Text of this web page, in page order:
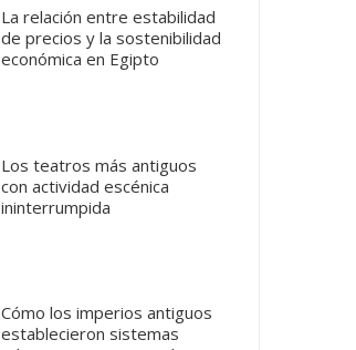
La relación entre estabilidad
de precios y la sostenibilidad
económica en Egipto
Los teatros más antiguos
con actividad escénica
ininterrumpida
Cómo los imperios antiguos
establecieron sistemas